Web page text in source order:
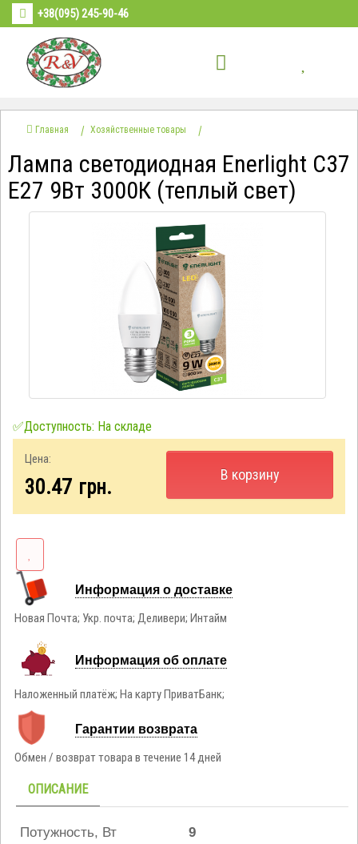
+38(095) 245-90-46
Главная Хозяйственные товары
Лампа светодиодная Enerlight С37
Е27 9Вт 3000К (теплый свет)
✅Доступность: На складе
Цена:
30.47 грн.
В корзину
Информация о доставке
Новая Почта; Укр. почта; Деливери; Интайм
Информация об оплате
Наложенный платёж; На карту ПриватБанк;
Гарантии возврата
Обмен / возврат товара в течение 14 дней
ОПИСАНИЕ
Потужность, Вт
9